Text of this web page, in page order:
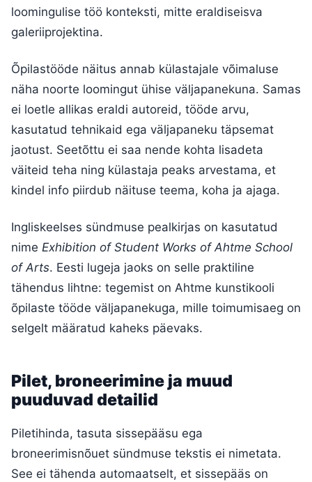
loomingulise töö konteksti, mitte eraldiseisva
galeriiprojektina.
Õpilastööde näitus annab külastajale võimaluse
näha noorte loomingut ühise väljapanekuna. Samas
ei loetle allikas eraldi autoreid, tööde arvu,
kasutatud tehnikaid ega väljapaneku täpsemat
jaotust. Seetõttu ei saa nende kohta lisadeta
väiteid teha ning külastaja peaks arvestama, et
kindel info piirdub näituse teema, koha ja ajaga.
Ingliskeelses sündmuse pealkirjas on kasutatud
nime Exhibition of Student Works of Ahtme School
of Arts. Eesti lugeja jaoks on selle praktiline
tähendus lihtne: tegemist on Ahtme kunstikooli
õpilaste tööde väljapanekuga, mille toimumisaeg on
selgelt määratud kaheks päevaks.
Pilet, broneerimine ja muud
puuduvad detailid
Piletihinda, tasuta sissepääsu ega
broneerimisnõuet sündmuse tekstis ei nimetata.
See ei tähenda automaatselt, et sissepääs on